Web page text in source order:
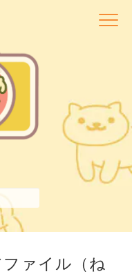
ァイル（ね